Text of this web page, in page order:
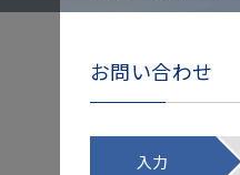
お問い合わせ
入力